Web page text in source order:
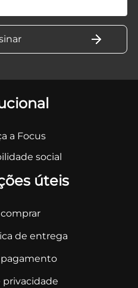
a Focus
social
úteis
de entrega
privacidade